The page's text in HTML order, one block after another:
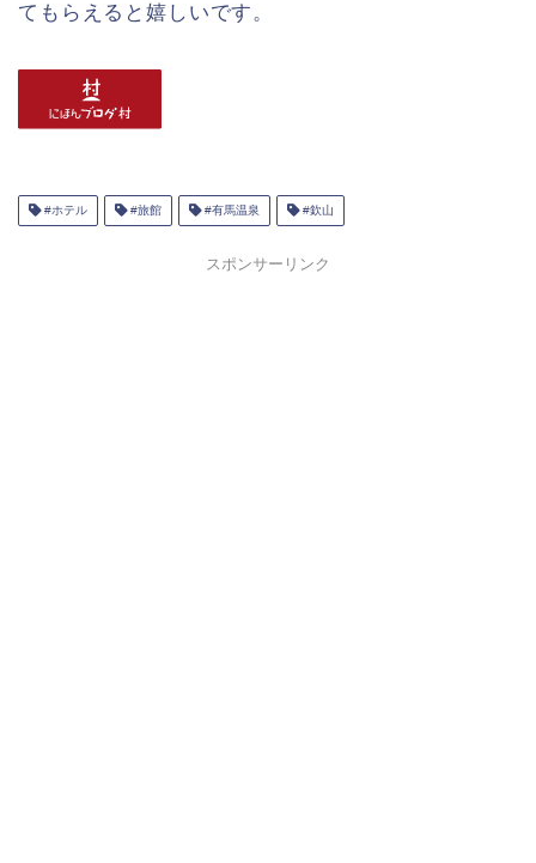
てもらえると嬉しいです。
#ホテル #旅館 #有馬温泉 #欽山
スポンサーリンク